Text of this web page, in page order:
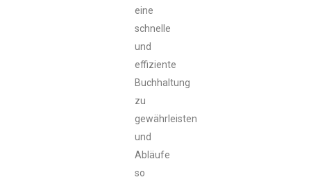
eine
schnelle
und
effiziente
Buchhaltung
zu
gewährleisten
und
Abläufe
so